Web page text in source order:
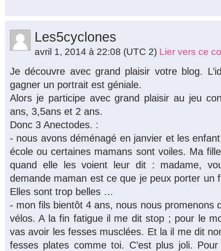
Les5cyclones
avril 1, 2014 à 22:08 (UTC 2) Lier vers ce
Je découvre avec grand plaisir votre blog.
gagner un portrait est géniale.
Alors je participe avec grand plaisir au jeu
ans, 3,5ans et 2 ans.
Donc 3 Anectodes. :
- nous avons déménagé en janvier et les
école ou certaines mamans sont voiles. Ma
quand elle les voient leur dit : madame,
demande maman est ce que je peux porter un
Elles sont trop belles …
- mon fils bientôt 4 ans, nous nous promenons
vélos. A la fin fatigue il me dit stop ; pour le
vas avoir les fesses musclées. Et la il me dit
fesses plates comme toi. C’est plus joli.